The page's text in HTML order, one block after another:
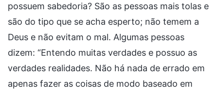
possuem sabedoria? São as pessoas mais tolas e
são do tipo que se acha esperto; não temem a
Deus e não evitam o mal. Algumas pessoas
dizem: “Entendo muitas verdades e possuo as
verdades realidades. Não há nada de errado em
apenas fazer as coisas de modo baseado em